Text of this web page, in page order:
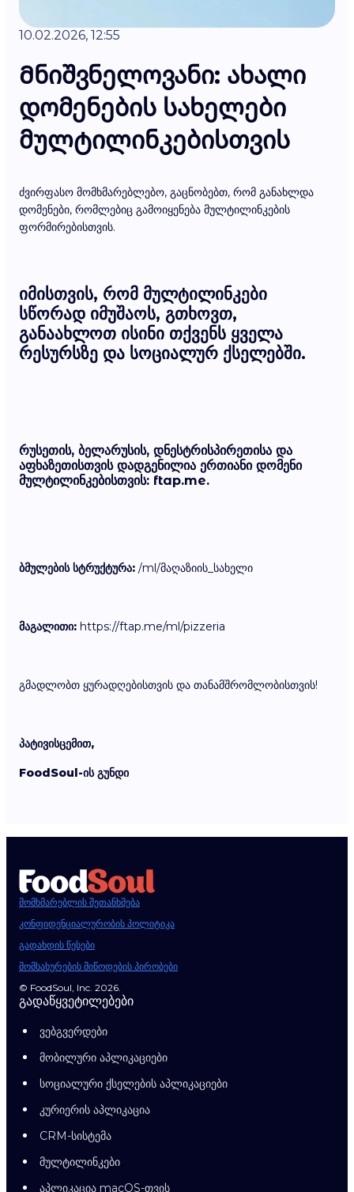
10.02.2026, 12:55
Მნიშვნელოვანი: ახალი
დომენების სახელები
მულტილინკებისთვის
ძვირფასო მომხმარებლებო, გაცნობებთ, რომ განახლდა
დომენები, რომლებიც გამოიყენება მულტილინკების
ფორმირებისთვის.
იმისთვის, რომ მულტილინკები
სწორად იმუშაოს, გთხოვთ,
განაახლოთ ისინი თქვენს ყველა
რესურსზე და სოციალურ ქსელებში.
რუსეთის, ბელარუსის, დნესტრისპირეთისა და
აფხაზეთისთვისდადგენილია ერთიანი დომენი
მულტილინკებისთვის: ftap.me.
ბმულების სტრუქტურა: /ml/მაღაზიის_სახელი
მაგალითი: https://ftap.me/ml/pizzeria
გმადლობთ ყურადღებისთვის და თანამშრომლობისთვის!
პატივისცემით,
FoodSoul-ის გუნდი
მომხმარებლის შეთანხმება
კონფიდენციალურობის პოლიტიკა
გადახდის წესები
მომსახურების მიწოდების პირობები
© FoodSoul, Inc. 2026.
გადაწყვეტილებები
ვებგვერდები
მობილური აპლიკაციები
სოციალური ქსელების აპლიკაციები
კურიერის აპლიკაცია
CRM-სისტემა
მულტილინკები
აპლიკაცია macOS-თვის